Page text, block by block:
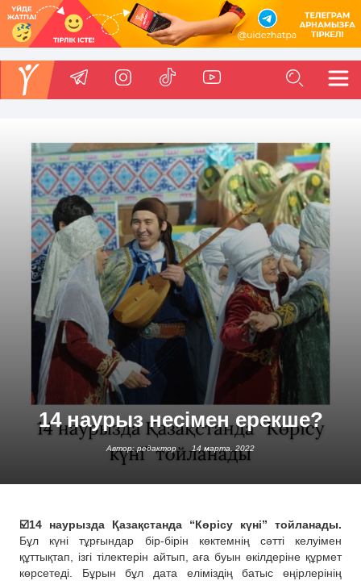
14 наурыз несімен ерекше?
Автор: редактор 14 марта, 2022
☑️14 наурызда Қазақстанда “Көрісу күні” тойланады.
Бұл күні тұрғындар бір-бірін көктемнің сәтті келуімен
құттықтап, ізгі тілектерін айтып, аға буын өкілдеріне құрмет
көрсетеді. Бұрын бұл дата еліміздің батыс өңірлерінің